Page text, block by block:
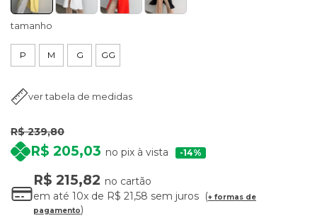
tamanho
P M G GG
ver tabela de medidas
R$ 239,80
R$ 205,03 no pix à vista 14%
R$ 215,82 no cartão
em até 10x de R$ 21,58 sem juros
+ formas de
pagamento